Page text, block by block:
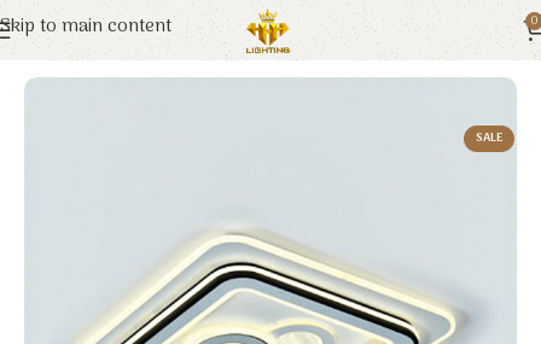
Skip to main content 0
Trang chủ Euroto Đèn Trang Trí
SALE